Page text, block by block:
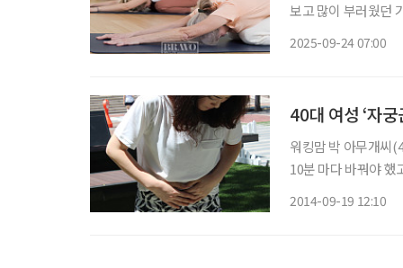
보고 많이 부러웠던
2025-09-24 07:00
40대 여성 ‘자
워킹맘 박 아무개씨
10분 마다 바꿔야 했
2014-09-19 12:10